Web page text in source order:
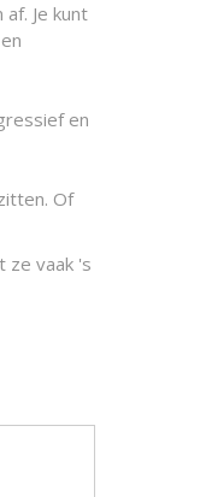
Je kunt
en
Of
ze vaak 's